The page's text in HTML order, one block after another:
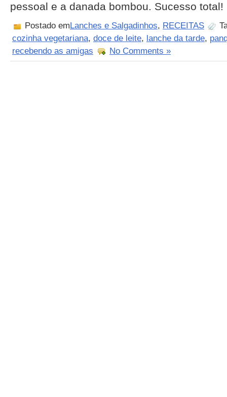
pessoal e a danada bombou. Sucesso total!
Postado emLanches e Salgadinhos, RECEITAS
cozinha vegetariana, doce de leite, lanche da tarde,
recebendo as amigas
No Comments »